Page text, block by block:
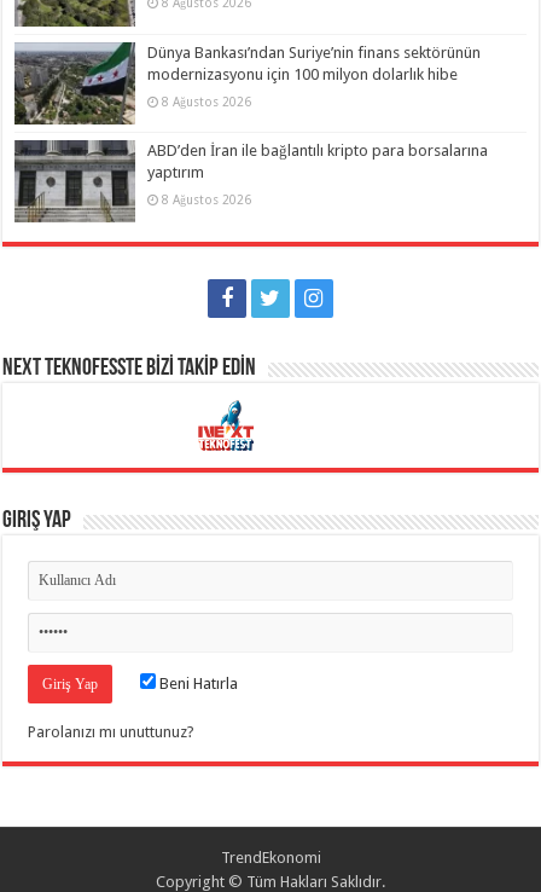
Dünya Bankası’ndan Suriye’nin finans sektörünün
modernizasyonu için 100 milyon dolarlık hibe
8 Ağustos 2026
ABD’den İran ile bağlantılı kripto para borsalarına
yaptırım
8 Ağustos 2026
NEXT TEKNOFESSTE BİZİ TAKİP EDİN
Giriş Yap
Beni Hatırla
Parolanızı mı unuttunuz?
TrendEkonomi
Copyright © Tüm Hakları Saklıdır.